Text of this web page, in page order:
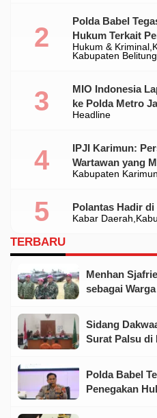
Hukum & Kriminal
Kabupaten Belitung
Polda Babel
Hukum Terkait
Ilegal Di Belitung
Headline
MIO Indonesia
ke Polda Metro
Kabupaten Karimun
IPJI Karimun:
Wartawan yang
Dikoreksi
Kabar Daerah
Polantas Hadir di
TERBARU
Menhan
sebagai
Sidang
Surat Palsu di
Polda Babel
Penegakan